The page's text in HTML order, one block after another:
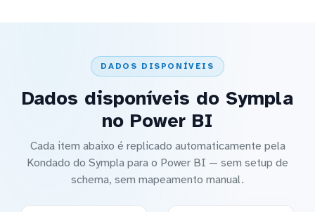
DADOS DISPONÍVEIS
Dados disponíveis do Sympla
no Power BI
Cada item abaixo é replicado automaticamente pela
Kondado do Sympla para o Power BI — sem setup de
schema, sem mapeamento manual.